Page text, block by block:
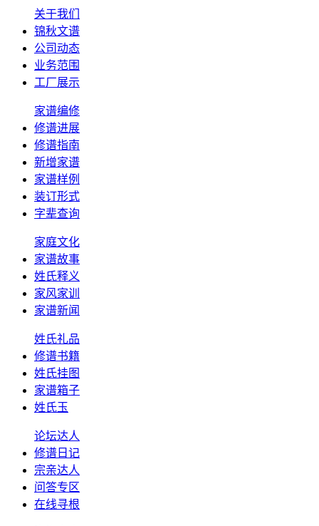
关于我们
锦秋文谱
公司动态
业务范围
工厂展示
家谱编修
修谱进展
修谱指南
新增家谱
家谱样例
装订形式
字辈查询
家庭文化
家谱故事
姓氏释义
家风家训
家谱新闻
姓氏礼品
修谱书籍
姓氏挂图
家谱箱子
姓氏玉
论坛达人
修谱日记
宗亲达人
问答专区
在线寻根